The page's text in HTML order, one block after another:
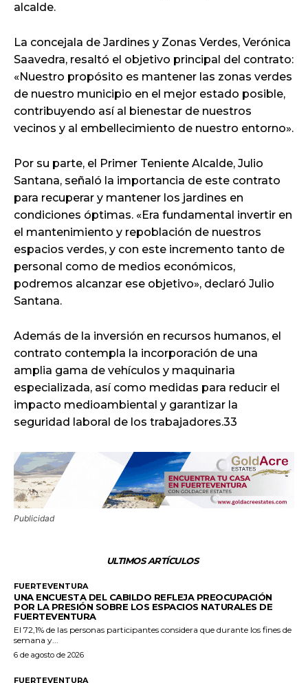
alcalde.
La concejala de Jardines y Zonas Verdes, Verónica
Saavedra, resaltó el objetivo principal del contrato:
«Nuestro propósito es mantener las zonas verdes
de nuestro municipio en el mejor estado posible,
contribuyendo así al bienestar de nuestros
vecinos y al embellecimiento de nuestro entorno».
Por su parte, el Primer Teniente Alcalde, Julio
Santana, señaló la importancia de este contrato
para recuperar y mantener los jardines en
condiciones óptimas. «Era fundamental invertir en
el mantenimiento y repoblación de nuestros
espacios verdes, y con este incremento tanto de
personal como de medios económicos,
podremos alcanzar ese objetivo», declaró Julio
Santana.
Además de la inversión en recursos humanos, el
contrato contempla la incorporación de una
amplia gama de vehículos y maquinaria
especializada, así como medidas para reducir el
impacto medioambiental y garantizar la
seguridad laboral de los trabajadores.33
Publicidad
ULTIMOS ARTÍCULOS
FUERTEVENTURA
UNA ENCUESTA DEL CABILDO REFLEJA PREOCUPACIÓN
POR LA PRESIÓN SOBRE LOS ESPACIOS NATURALES DE
FUERTEVENTURA
El 72,1% de las personas participantes considera que durante los fines de
semana y...
6 de agosto de 2026
FUERTEVENTURA